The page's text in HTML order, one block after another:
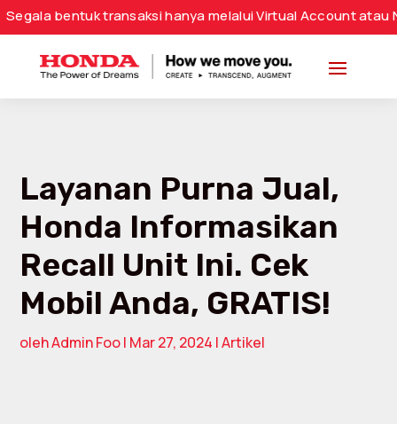
transaksi hanya melalui Virtual Account atau Nomor
Layanan Purna Jual,
Honda Informasikan
Recall Unit Ini. Cek
Mobil Anda, GRATIS!
olehAdmin Foo| Mar 27, 2024 |Artikel